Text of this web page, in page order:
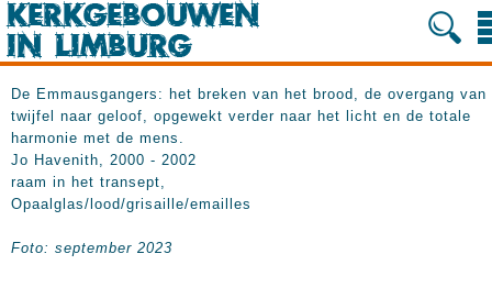
De Emmausgangers: het breken van het brood, de overgang van
twijfel naar geloof, opgewekt verder naar het licht en de totale
harmonie met de mens.
Jo Havenith, 2000 - 2002
raam in het transept,
Opaalglas/lood/grisaille/emailles
Foto: september 2023